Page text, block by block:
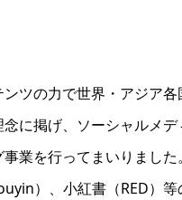
ツの力で世界・アジア
に掲げ、ソーシャルメ
業を行ってまいりまし
）、小紅書（RED）